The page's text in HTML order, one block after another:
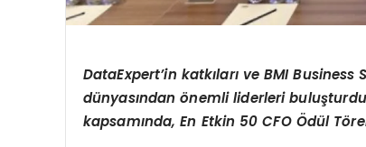
DataExpert’in katkıları ve BMI
dünyasından önemli liderleri
kapsamında, En Etkin 50 CFO Ödül